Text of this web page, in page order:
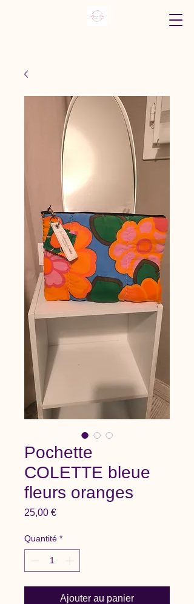
Pochette
COLETTE bleue
fleurs oranges
25,00 €Prix
Quantité *
Ajouter au panier